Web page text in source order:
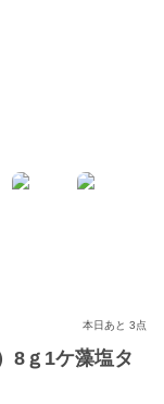
本日あと 3点
8ｇ1ケ藻塩タ